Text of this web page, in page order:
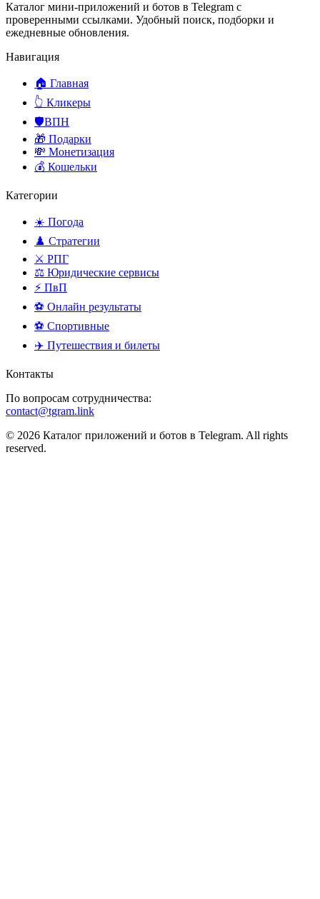
Каталог мини-приложений и ботов в Telegram с
проверенными ссылками. Удобный поиск, подборки и
ежедневные обновления.
Навигация
🏠 Главная
👆 Кликеры
🛡️ВПН
🎁 Подарки
💸 Монетизация
💰 Кошельки
Категории
☀️ Погода
♟️ Стратегии
⚔️ РПГ
⚖️ Юридические сервисы
⚡ ПвП
⚽ Онлайн результаты
⚽ Спортивные
✈️ Путешествия и билеты
Контакты
По вопросам сотрудничества:
contact@tgram.link
© 2026 Каталог приложений и ботов в Telegram. All rights
reserved.